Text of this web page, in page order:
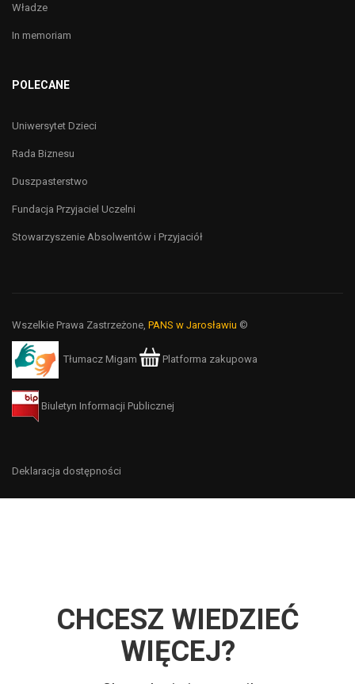
Władze
In memoriam
POLECANE
Uniwersytet Dzieci
Rada Biznesu
Duszpasterstwo
Fundacja Przyjaciel Uczelni
Stowarzyszenie Absolwentów i Przyjaciół
Wszelkie Prawa Zastrzeżone, PANS w Jarosławiu ©
Tłumacz Migam Platforma zakupowa
Biuletyn Informacji Publicznej
Deklaracja dostępności
CHCESZ WIEDZIEĆ
WIĘCEJ?